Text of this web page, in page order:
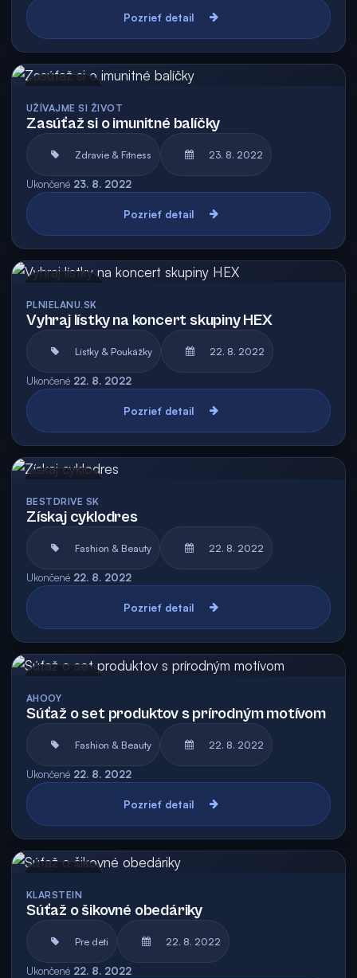
Pozrieť detail
UŽÍVAJME SI ŽIVOT
Zasúťaž si o imunitné balíčky
Zdravie & Fitness 23. 8. 2022
Ukončené 23. 8. 2022
Pozrieť detail
PLNIELANU.SK
Vyhraj lístky na koncert skupiny HEX
Lístky & Poukážky 22. 8. 2022
Ukončené 22. 8. 2022
Pozrieť detail
BESTDRIVE SK
Získaj cyklodres
Fashion & Beauty 22. 8. 2022
Ukončené 22. 8. 2022
Pozrieť detail
AHOOY
Súťaž o set produktov s prírodným motívom
Fashion & Beauty 22. 8. 2022
Ukončené 22. 8. 2022
Pozrieť detail
KLARSTEIN
Súťaž o šikovné obedáriky
Pre deti 22. 8. 2022
Ukončené 22. 8. 2022